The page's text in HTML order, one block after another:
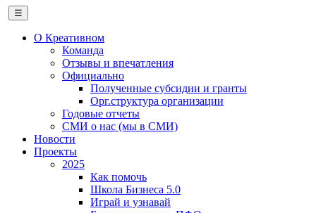
☰
О Креативном
Команда
Отзывы и впечатления
Официально
Полученные субсидии и гранты
Орг.структура организации
Годовые отчеты
СМИ о нас (мы в СМИ)
Новости
Проекты
2025
Как помочь
Школа Бизнеса 5.0
Играй и узнавай